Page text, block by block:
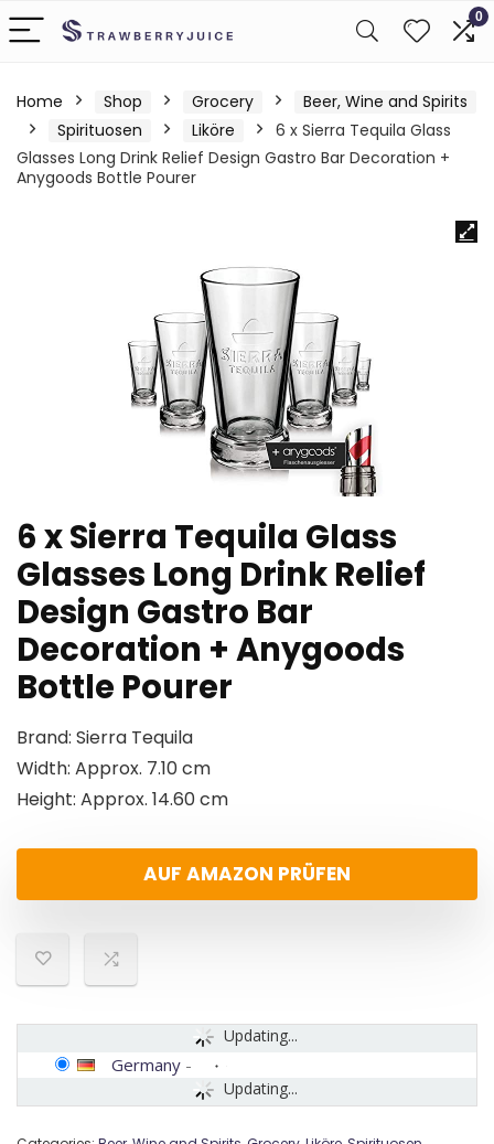
0
Home Shop Grocery
Beer, Wine and Spirits
Spirituosen
Liköre
6 x Sierra Tequila Glass
Glasses Long Drink Relief Design Gastro Bar Decoration +
Anygoods Bottle Pourer
6 x Sierra Tequila Glass
Glasses Long Drink Relief
Design Gastro Bar
Decoration + Anygoods
Bottle Pourer
Brand: Sierra Tequila
Width: Approx. 7.10 cm
Height: Approx. 14.60 cm
AUF AMAZON PRÜFEN
Updating...
Updating...
Germany -